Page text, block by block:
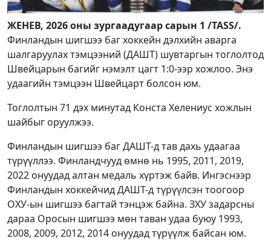
ЖЕНЕВ, 2026 оны зургаадугаар сарын 1 /TASS/.
Финландын шигшээ баг хоккейн дэлхийн аварга
шалгаруулах тэмцээний (ДАШТ) шувтаргын тоглолтод
Швейцарын багийг нэмэлт цагт 1:0-ээр хожлоо. Энэ
удаагийн тэмцээн Швейцарт болсон юм.
Тоглолтын 71 дэх минутад Конста Хелениус хожлын
шайбыг оруулжээ.
Финландын шигшээ баг ДАШТ-д тав дахь удаагаа
түрүүллээ. Финландчууд өмнө нь 1995, 2011, 2019,
2022 онуудад алтан медаль хүртэж байв. Ингэснээр
Финландын хоккейчид ДАШТ-д түрүүлсэн тоогоор
ОХУ-ын шигшээ багтай тэнцэж байна. ЗХУ задарсны
дараа Оросын шигшээ мөн таван удаа буюу 1993,
2008, 2009, 2012, 2014 онуудад түрүүлж байсан юм.